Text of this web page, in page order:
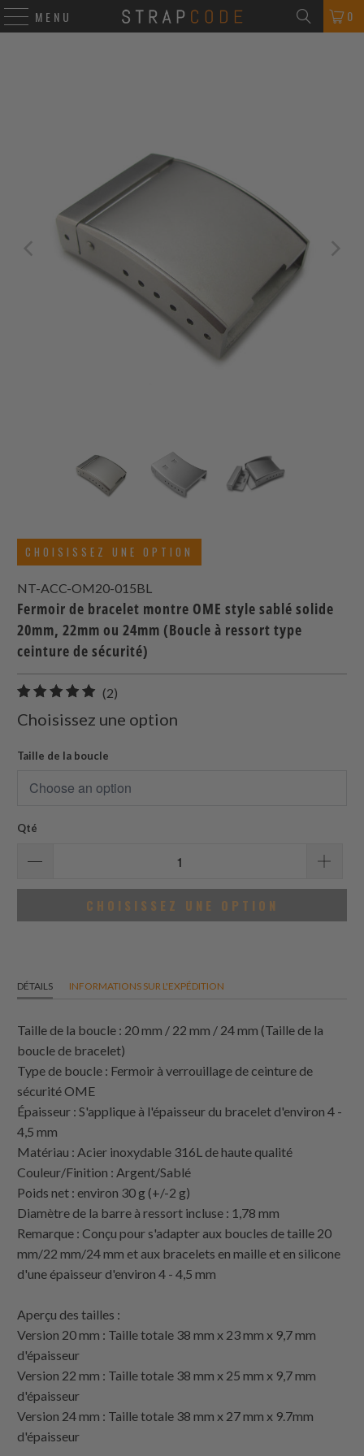
MENU 0
CHOISISSEZ UNE OPTION
NT-ACC-OM20-015BL
Fermoir de bracelet montre OME style sablé solide
20mm, 22mm ou 24mm (Boucle à ressort type
ceinture de sécurité)
(2)
Choisissez une option
Taille de la boucle
Qté
CHOISISSEZ UNE OPTION
DÉTAILS INFORMATIONS SUR L'EXPÉDITION
Taille de la boucle : 20 mm / 22 mm / 24 mm (Taille de la
boucle de bracelet)
Type de boucle : Fermoir à verrouillage de ceinture de
sécurité OME
Épaisseur : S'applique à l'épaisseur du bracelet d'environ 4 -
4,5 mm
Matériau : Acier inoxydable 316L de haute qualité
Couleur/Finition : Argent/Sablé
Poids net : environ 30 g (+/-2 g)
Diamètre de la barre à ressort incluse : 1,78 mm
Remarque : Conçu pour s'adapter aux boucles de taille 20
mm/22 mm/24 mm et aux bracelets en maille et en silicone
d'une épaisseur d'environ 4 - 4,5 mm
Aperçu des tailles :
Version 20 mm : Taille totale 38 mm x 23 mm x 9,7 mm
d'épaisseur
Version 22 mm : Taille totale 38 mm x 25 mm x 9,7 mm
d'épaisseur
Version 24 mm : Taille totale 38 mm x 27 mm x 9.7mm
d'épaisseur